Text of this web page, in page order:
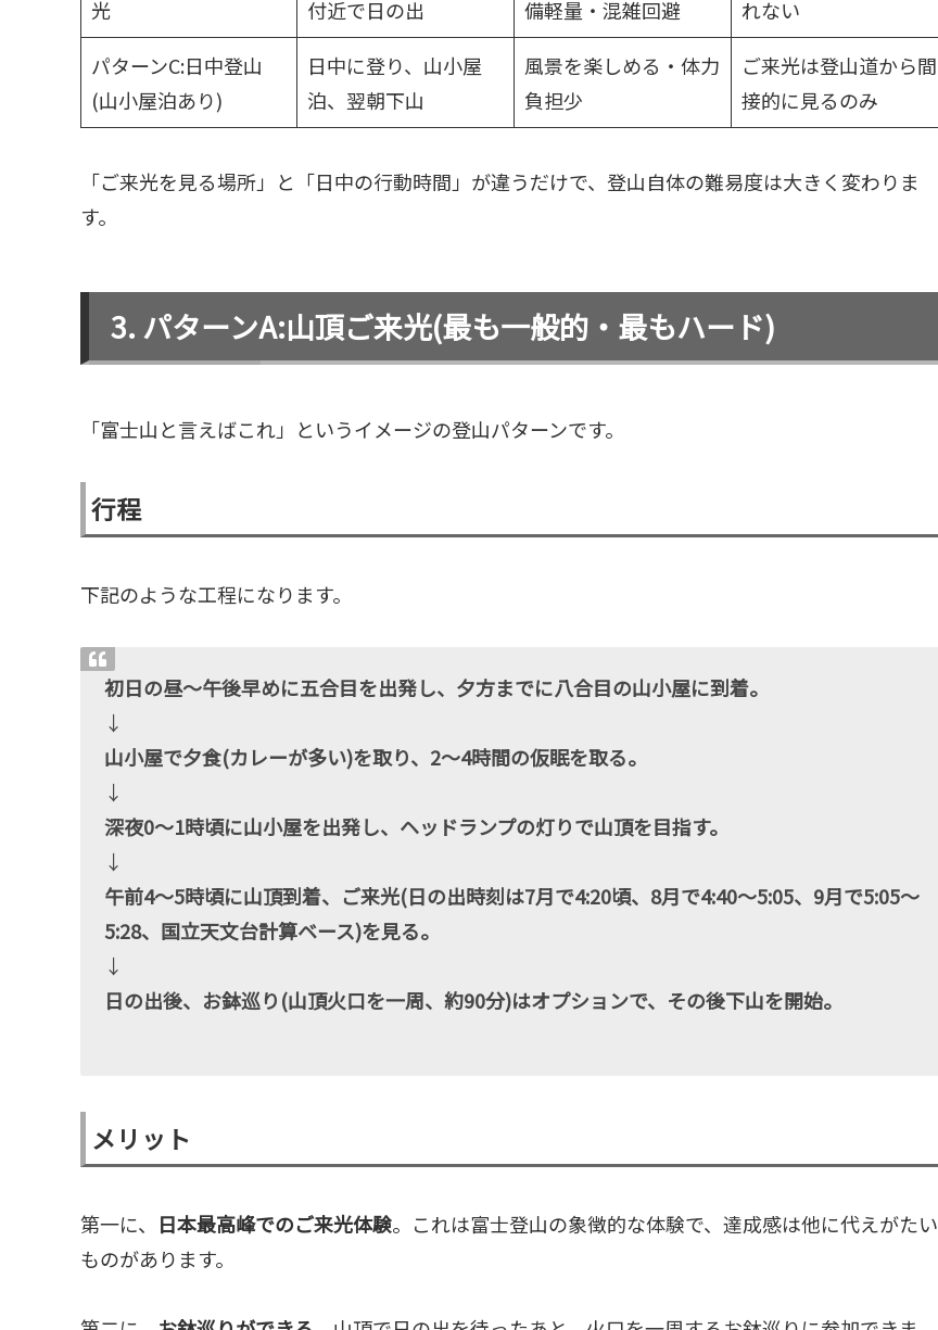
光
付近で日の出
備軽量・混雑回避
れない
パターンC:日中登山
(山小屋泊あり)
日中に登り、山小屋
泊、翌朝下山
風景を楽しめる・体力
負担少
ご来光は登山道から間
接的に見るのみ
「ご来光を見る場所」と「日中の行動時間」が違うだけで、登山自体の難易度は大きく変わりま
す。
パターンA:山頂ご来光(最も一般的・最もハード)
「富士山と言えばこれ」というイメージの登山パターンです。
行程
下記のような工程になります。
初日の昼〜午後早めに五合目を出発し、夕方までに八合目の山小屋に到着。
↓
山小屋で夕食(カレーが多い)を取り、2〜4時間の仮眠を取る。
↓
深夜0〜1時頃に山小屋を出発し、ヘッドランプの灯りで山頂を目指す。
↓
午前4〜5時頃に山頂到着、ご来光(日の出時刻は7月で4:20頃、8月で4:40〜5:05、9月で5:05〜
5:28、国立天文台計算ベース)を見る。
↓
日の出後、お鉢巡り(山頂火口を一周、約90分)はオプションで、その後下山を開始。
メリット
第一に、 日本最高峰でのご来光体験。これは富士登山の象徴的な体験で、達成感は他に代えがたい
ものがあります。